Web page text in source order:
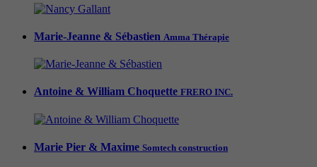
Marie-Jeanne & Sébastien Amma Thérapie
Antoine & William Choquette FRERO INC.
Marie Pier & Maxime Somtech construction